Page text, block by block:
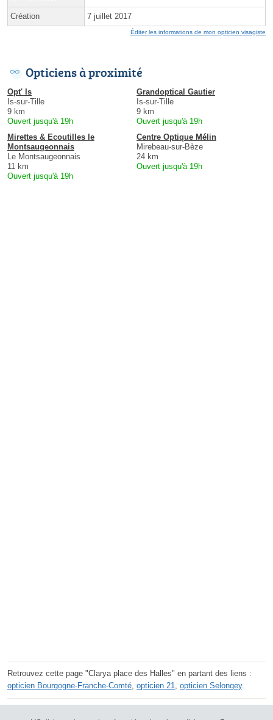
Création 7 juillet 2017
Éditer les informations de mon opticien visagiste
Opticiens à proximité
Opt' Is
Is-sur-Tille
9 km
Ouvert jusqu'à 19h
Grandoptical Gautier
Is-sur-Tille
9 km
Ouvert jusqu'à 19h
Mirettes & Ecoutilles le
Montsaugeonnais
Le Montsaugeonnais
11 km
Ouvert jusqu'à 19h
Centre Optique Mélin
Mirebeau-sur-Bèze
24 km
Ouvert jusqu'à 19h
Retrouvez cette page "Clarya place des Halles" en partant des liens :
opticien Bourgogne-Franche-Comté, opticien 21, opticien Selongey.